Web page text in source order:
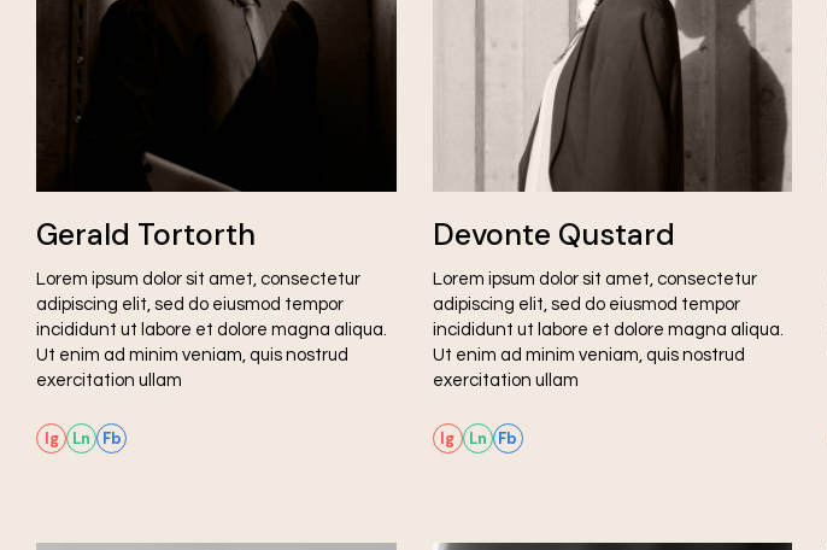
Gerald Tortorth
Lorem ipsum dolor sit amet, consectetur
adipiscing elit, sed do eiusmod tempor
incididunt ut labore et dolore magna aliqua.
Ut enim ad minim veniam, quis nostrud
exercitation ullam
Ig Ln Fb
Devonte Qustard
Lorem ipsum dolor sit amet, consectetur
adipiscing elit, sed do eiusmod tempor
incididunt ut labore et dolore magna aliqua.
Ut enim ad minim veniam, quis nostrud
exercitation ullam
Ig Ln Fb